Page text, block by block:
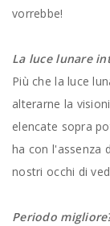
vorrebbe!
La luce lunare
Più che la luce
alterarne la
elencate sopra
ha con l'assenza
nostri occhi di
Periodo